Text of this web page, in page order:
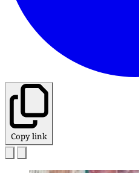
Copy link